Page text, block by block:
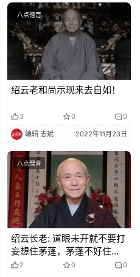
八点僧音
绍云老和尚示现来去自如！
3 0 0
编辑 志斌 2022年11月23日
八点僧音
绍云长老: 道眼未开就不要打
妄想住茅蓬，茅蓬不好住
啊！
2 0 0